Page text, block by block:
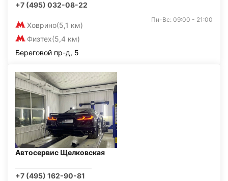
+7 (495) 032-08-22
Ховрино(5,1 км)
Физтех(5,4 км)
Пн-Вс: 09:00 - 21:00
Береговой пр-д, 5
Автосервис Щелковская
+7 (495) 162-90-81